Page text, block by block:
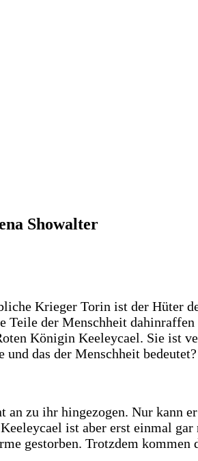
Showalter
Krieger Torin ist der Hüter
Teile der Menschheit
Königin Keeleycael. Sie
das der Menschheit bedeutet?
zu ihr hingezogen. Nur kann er
ist aber erst einmal
gestorben. Trotzdem kommen